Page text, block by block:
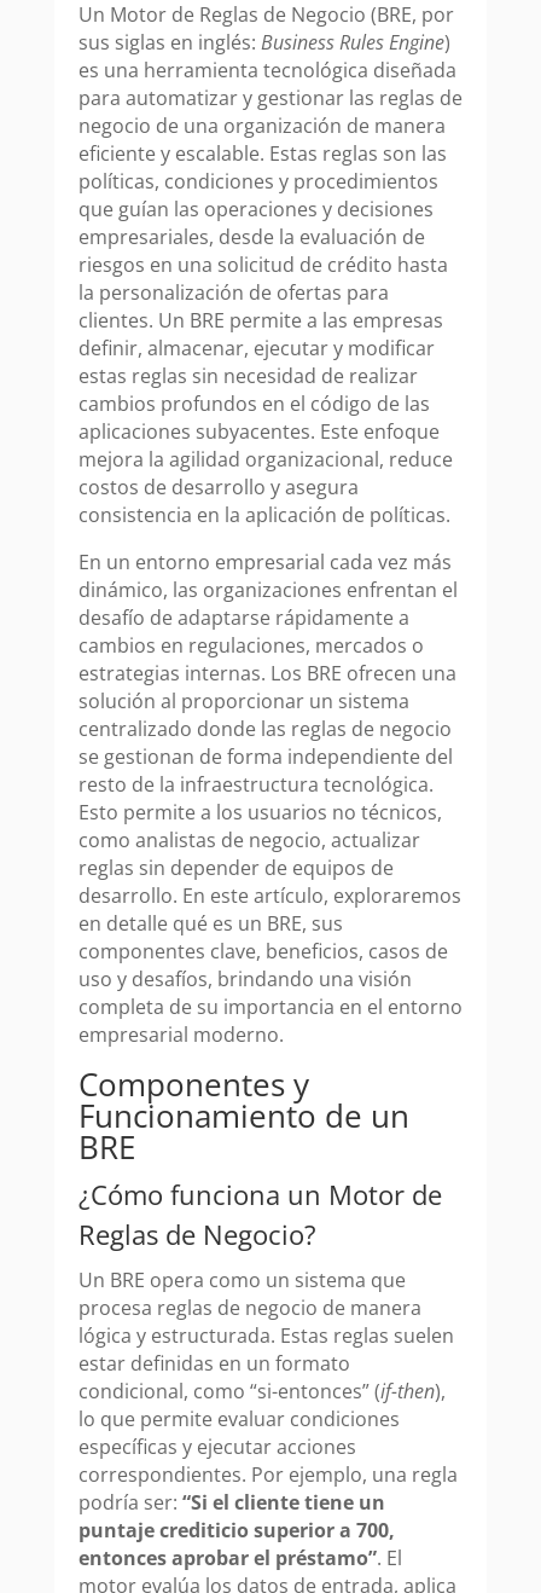
Un Motor de Reglas de Negocio (BRE, por
sus siglas en inglés: Business Rules Engine)
es una herramienta tecnológica diseñada
para automatizar y gestionar las reglas de
negocio de una organización de manera
eficiente y escalable. Estas reglas son las
políticas, condiciones y procedimientos
que guían las operaciones y decisiones
empresariales, desde la evaluación de
riesgos en una solicitud de crédito hasta
la personalización de ofertas para
clientes. Un BRE permite a las empresas
definir, almacenar, ejecutar y modificar
estas reglas sin necesidad de realizar
cambios profundos en el código de las
aplicaciones subyacentes. Este enfoque
mejora la agilidad organizacional, reduce
costos de desarrollo y asegura
consistencia en la aplicación de políticas.
En un entorno empresarial cada vez más
dinámico, las organizaciones enfrentan el
desafío de adaptarse rápidamente a
cambios en regulaciones, mercados o
estrategias internas. Los BRE ofrecen una
solución al proporcionar un sistema
centralizado donde las reglas de negocio
se gestionan de forma independiente del
resto de la infraestructura tecnológica.
Esto permite a los usuarios no técnicos,
como analistas de negocio, actualizar
reglas sin depender de equipos de
desarrollo. En este artículo, exploraremos
en detalle qué es un BRE, sus
componentes clave, beneficios, casos de
uso y desafíos, brindando una visión
completa de su importancia en el entorno
empresarial moderno.
Componentes y
Funcionamiento de un
BRE
¿Cómo funciona un Motor de
Reglas de Negocio?
Un BRE opera como un sistema que
procesa reglas de negocio de manera
lógica y estructurada. Estas reglas suelen
estar definidas en un formato
condicional, como “si-entonces” (if-then),
lo que permite evaluar condiciones
específicas y ejecutar acciones
correspondientes. Por ejemplo, una regla
podría ser: “Si el cliente tiene un
puntaje crediticio superior a 700,
entonces aprobar el préstamo”. El
motor evalúa los datos de entrada, aplica